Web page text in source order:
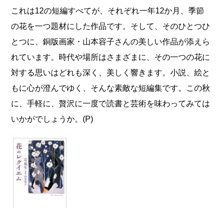
これは12の短編すべてが、それぞれ一年12か月、季節
の花を一つ題材にした作品です。そして、そのひとつひ
とつに、銅版画家・山本容子さんの美しい作品が添えら
れています。時代や場所はさまざまに、その一つの花に
対する思いはどれも深く、美しく響きます。小説、絵と
もに心が澄んでゆく、そんな素敵な短編集です。この秋
に、手軽に、贅沢に一度で読書と芸術を味わってみては
いかがでしょうか。(P)